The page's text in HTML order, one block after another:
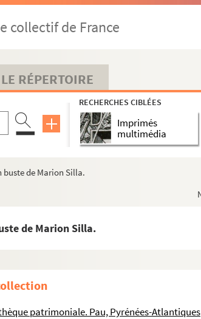
collectif de France
LE RÉPERTOIRE
RECHERCHES CIBLÉES
Imprimés
multimédia
buste de Marion Silla.
de Marion Silla.
patrimoniale. Pau, Pyrénées-Atlantiques